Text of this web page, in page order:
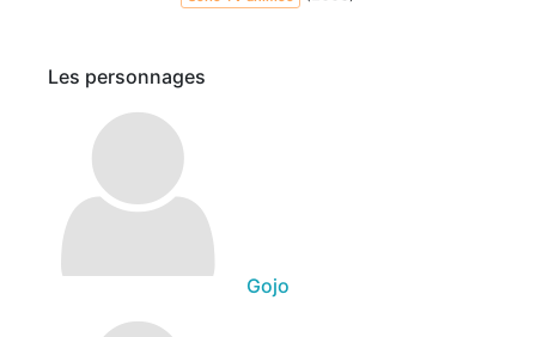
Les personnages
Gojo